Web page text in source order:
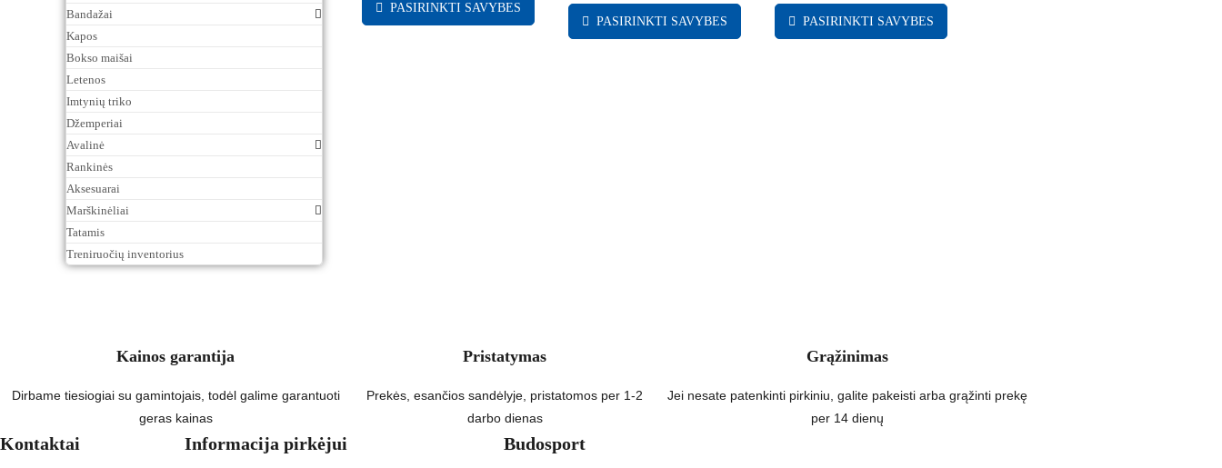
PASIRINKTI SAVYBES
PASIRINKTI SAVYBES PASIRINKTI SAVYBES
Bandažai
Kapos
Bokso maišai
Letenos
Imtynių triko
Džemperiai
Avalinė
Rankinės
Aksesuarai
Marškinėliai
Tatamis
Treniruočių inventorius
Kainos garantija
Dirbame tiesiogiai su gamintojais, todėl galime garantuoti
geras kainas
Pristatymas
Prekės, esančios sandėlyje, pristatomos per 1-2
darbo dienas
Grąžinimas
Jei nesate patenkinti pirkiniu, galite pakeisti arba grąžinti prekę
per 14 dienų
Kontaktai Informacija pirkėjui Budosport